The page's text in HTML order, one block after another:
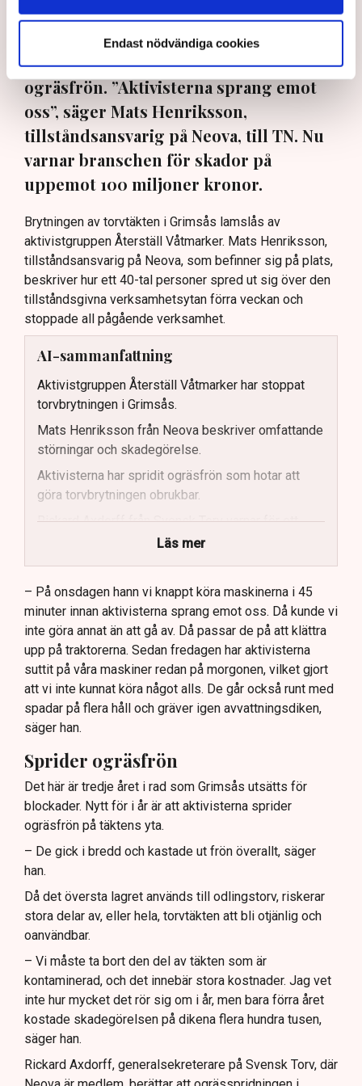
Endast nödvändiga cookies
torvbrytningen i Grimsås – den här
gången genom att klättra upp på
maskiner, gräva igen diken och sprida
ogräsfrön. ”Aktivisterna sprang emot
oss”, säger Mats Henriksson,
tillståndsansvarig på Neova, till TN. Nu
varnar branschen för skador på
uppemot 100 miljoner kronor.
Brytningen av torvtäkten i Grimsås lamslås av
aktivistgruppen Återställ Våtmarker. Mats Henriksson,
tillståndsansvarig på Neova, som befinner sig på plats,
beskriver hur ett 40-tal personer spred ut sig över den
tillståndsgivna verksamhetsytan förra veckan och
stoppade all pågående verksamhet.
AI-sammanfattning
Aktivistgruppen Återställ Våtmarker har stoppat
torvbrytningen i Grimsås.
Mats Henriksson från Neova beskriver omfattande
störningar och skadegörelse.
Aktivisterna har spridit ogräsfrön som hotar att
göra torvbrytningen obrukbar.
Rickard Axdorff från Svensk Torv varnar för ett
stort ekonomiskt sabotage.
Dialogpolisen på plats står maktlös inför
aktivisternas handlingar.
Frågor kvarstår om finansiering av illegal aktivism.
Läs mer
– På onsdagen hann vi knappt köra maskinerna i 45
minuter innan aktivisterna sprang emot oss. Då kunde vi
inte göra annat än att gå av. Då passar de på att klättra
upp på traktorerna. Sedan fredagen har aktivisterna
suttit på våra maskiner redan på morgonen, vilket gjort
att vi inte kunnat köra något alls. De går också runt med
spadar på flera håll och gräver igen avvattningsdiken,
säger han.
Sprider ogräsfrön
Det här är tredje året i rad som Grimsås utsätts för
blockader. Nytt för i år är att aktivisterna sprider
ogräsfrön på täktens yta.
– De gick i bredd och kastade ut frön överallt, säger
han.
Då det översta lagret används till odlingstorv, riskerar
stora delar av, eller hela, torvtäkten att bli otjänlig och
oanvändbar.
– Vi måste ta bort den del av täkten som är
kontaminerad, och det innebär stora kostnader. Jag vet
inte hur mycket det rör sig om i år, men bara förra året
kostade skadegörelsen på dikena flera hundra tusen,
säger han.
Rickard Axdorff, generalsekreterare på Svensk Torv, där